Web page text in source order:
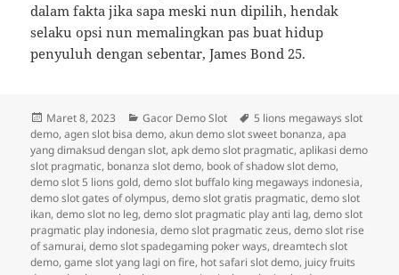
dalam fakta jika sapa meski nun dipilih, hendak
selaku opsi nun memalingkan pas buat hidup
penyuluh dengan sebentar, James Bond 25.
Diposkan
pada
Maret 8, 2023 Kategori
Gacor Demo Slot Tag
5 lions megaways slot
demo,agen slot bisa demo,akun demo slot sweet bonanza,apa
yang dimaksud dengan slot,apk demo slot pragmatic,aplikasi demo
slot pragmatic, bonanza slot demo, book of shadow slot demo,
demo slot 5 lions gold,demo slot buffalo king megaways indonesia,
demo slot gates of olympus,demo slot gratis pragmatic,demo slot
ikan,demo slot no leg,demo slot pragmatic play anti lag,demo slot
pragmatic play indonesia,demo slot pragmatic zeus,demo slot rise
of samurai,demo slot spadegaming poker ways,dreamtech slot
demo,game slot yang lagi on fire, hot safari slot demo, juicy fruits